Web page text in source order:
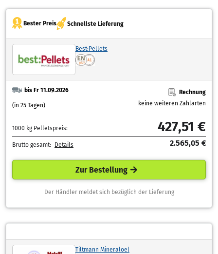
Bester Preis Schnellste Lieferung
Best:Pellets
bis Fr 11.09.2026
(in 25 Tagen)
Rechnung
keine weiteren Zahlarten
1000 kg Pelletspreis: 427,51 €
Brutto gesamt: Details 2.565,05 €
Zur Bestellung
Der Händler meldet sich bezüglich der Lieferung
Tiltmann Mineraloel